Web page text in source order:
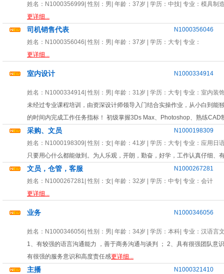
姓名： N1000356999 | 性别： 男 | 年龄： 37岁 | 学历：中技| 专业： 模具制
更详细...
司机销售代表
N1000356046
姓名： N1000356046 | 性别： 男 | 年龄： 37岁 | 学历：大专| 专业：
更详细...
室内设计 N1000334914
姓名： N1000334914 | 性别： 男 | 年龄： 31岁 | 学历：大专| 专业： 室内装
未经过专业课程培训，由资深设计师领导入门结合实操作业，从小白到
的时间内完成工作任务指标！ 初级掌握3Ds Max、Photoshop、熟练
采购、文员
N1000198309
姓名： N1000198309 | 性别： 女 | 年龄： 41岁 | 学历：大专| 专业： 应用日
只要用心什么都能做到。为人乐观，开朗，勤奋，好学，工作认真仔细、
文员，仓管，客服
N1000267281
姓名： N1000267281 | 性别： 女 | 年龄： 32岁 | 学历：中专| 专业： 会计
更详细...
业务 N1000346056
姓名： N1000346056 | 性别： 男 | 年龄： 34岁 | 学历：本科| 专业： 汉语言
1、有较强的语言沟通能力 ，善于商务沟通与谈判 ； 2、具有很强团队
有很强的服务意识和高度责任感更详细...
主播
N1000321410